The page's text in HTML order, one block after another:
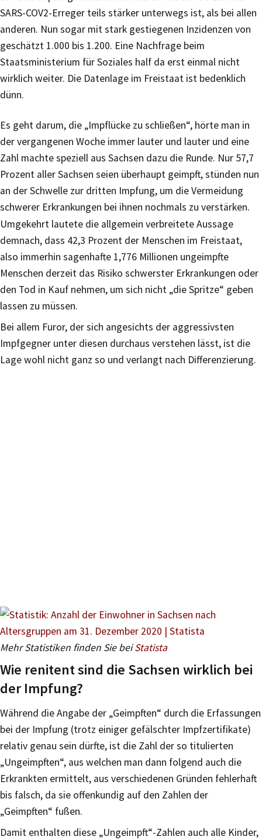
SARS-COV2-Erreger teils stärker unterwegs ist, als bei allen
anderen. Nun sogar mit stark gestiegenen Inzidenzen von
geschätzt 1.000 bis 1.200. Eine Nachfrage beim
Staatsministerium für Soziales half da erst einmal nicht
wirklich weiter. Die Datenlage im Freistaat ist bedenklich
dünn.
Es geht darum, die „Impflücke zu schließen“, hörte man in
der vergangenen Woche immer lauter und lauter und eine
Zahl machte speziell aus Sachsen dazu die Runde. Nur 57,7
Prozent aller Sachsen seien überhaupt geimpft, stünden nun
an der Schwelle zur dritten Impfung, um die Vermeidung
schwerer Erkrankungen bei ihnen nochmals zu verstärken.
Umgekehrt lautete die allgemein verbreitete Aussage
demnach, dass 42,3 Prozent der Menschen im Freistaat,
also immerhin sagenhafte 1,776 Millionen ungeimpfte
Menschen derzeit das Risiko schwerster Erkrankungen oder
den Tod in Kauf nehmen, um sich nicht „die Spritze“ geben
lassen zu müssen.
Bei allem Furor, der sich angesichts der aggressivsten
Impfgegner unter diesen durchaus verstehen lässt, ist die
Lage wohl nicht ganz so und verlangt nach Differenzierung.
Mehr Statistiken finden Sie beiStatista
Wie renitent sind die Sachsen wirklich bei
der Impfung?
Während die Angabe der „Geimpften“ durch die Erfassungen
bei der Impfung (trotz einiger gefälschter Impfzertifikate)
relativ genau sein dürfte, ist die Zahl der so titulierten
„Ungeimpften“, aus welchen man dann folgend auch die
Erkrankten ermittelt, aus verschiedenen Gründen fehlerhaft
bis falsch, da sie offenkundig auf den Zahlen der
„Geimpften“ fußen.
Damit enthalten diese „Ungeimpft“-Zahlen auch alle Kinder,